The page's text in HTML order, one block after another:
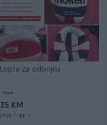
Lopta za odbojku
Novo
35 KM
prije 7 dana